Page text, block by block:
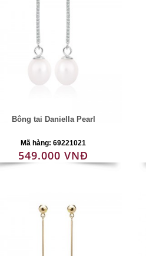
Bông tai Daniella Pearl
Mã hàng: 69221021
549.000 VNĐ